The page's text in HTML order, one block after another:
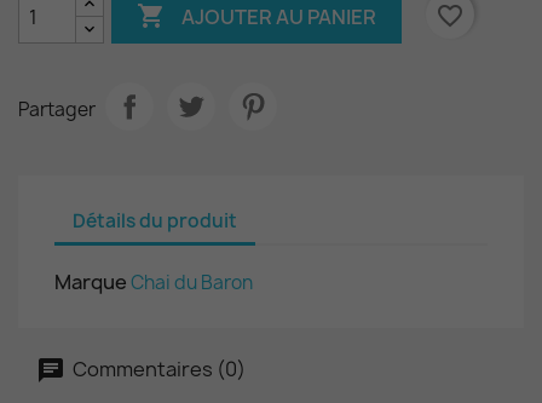
 AJOUTER AU PANIER favorite_border
Partager
Détails du produit
MarqueChai du Baron
Commentaires (0)